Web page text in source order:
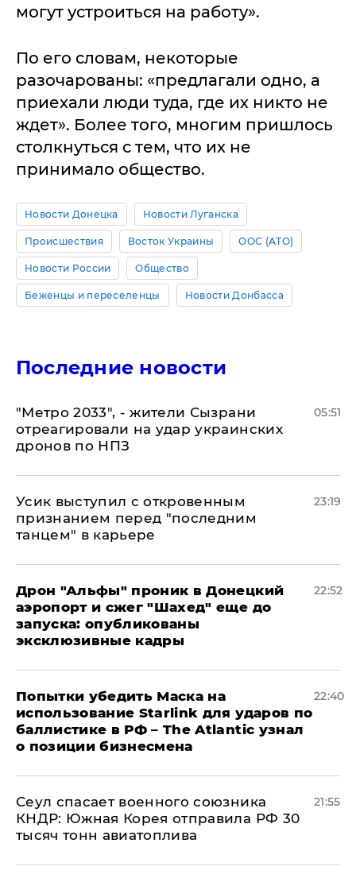
могут устроиться на работу».
По его словам, некоторые
разочарованы: «предлагали одно, а
приехали люди туда, где их никто не
ждет». Более того, многим пришлось
столкнуться с тем, что их не
принимало общество.
Новости Донецка Новости Луганска
Происшествия Восток Украины ООС (АТО)
Новости России Общество
Беженцы и переселенцы Новости Донбасса
Последние новости
"Метро 2033", - жители Сызрани
отреагировали на удар украинских
дронов по НПЗ
05:51
Усик выступил с откровенным
признанием перед "последним
танцем" в карьере
23:19
Дрон "Альфы" проник в Донецкий
аэропорт и сжег "Шахед" еще до
запуска: опубликованы
эксклюзивные кадры
22:52
Попытки убедить Маска на
использование Starlink для ударов по
баллистике в РФ – The Atlantic узнал
о позиции бизнесмена
22:40
​Сеул спасает военного союзника
КНДР: Южная Корея отправила РФ 30
тысяч тонн авиатоплива
21:55